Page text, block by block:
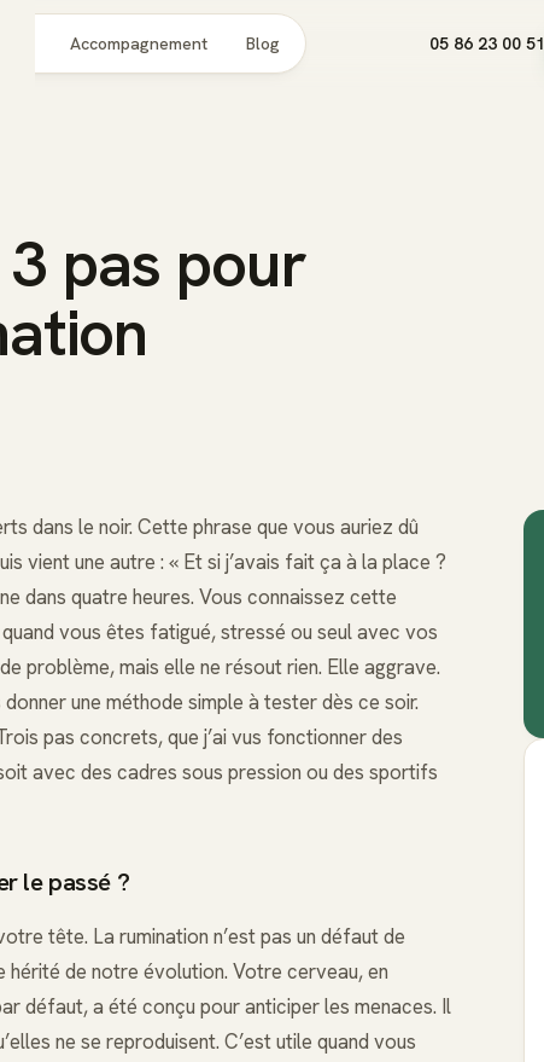
Accompagnement Blog 05 86 23 00 51
pas pour
dans le noir. Cette phrase que vous auriez dû
vient une autre : « Et si j’avais fait ça à la place ?
dans quatre heures. Vous connaissez cette
vous êtes fatigué, stressé ou seul avec vos
problème, mais elle ne résout rien. Elle aggrave.
une méthode simple à tester dès ce soir.
pas concrets, que j’ai vus fonctionner des
avec des cadres sous pression ou des sportifs
le passé ?
tête. La rumination n’est pas un défaut de
hérité de notre évolution. Votre cerveau, en
défaut, a été conçu pour anticiper les menaces. Il
ne se reproduisent. C’est utile quand vous